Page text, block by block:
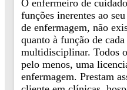
O enfermeiro de
funções inerentes ao
de enfermagem, não
quanto à função de
multidisciplinar. Todos
pelo menos, uma
enfermagem. Prestam